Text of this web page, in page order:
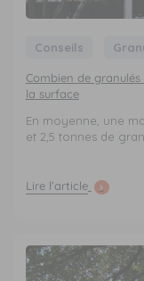
Conseils
Combien de
la surface
En moyenne, une
et 2,5 tonnes de
Lire l’article